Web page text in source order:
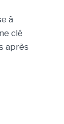
à
clé
après